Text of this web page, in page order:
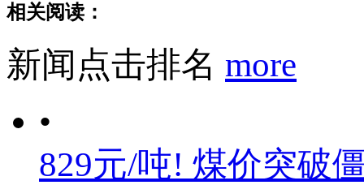
相关阅读：
新闻点击排名 more
•
829元/吨! 煤价突破